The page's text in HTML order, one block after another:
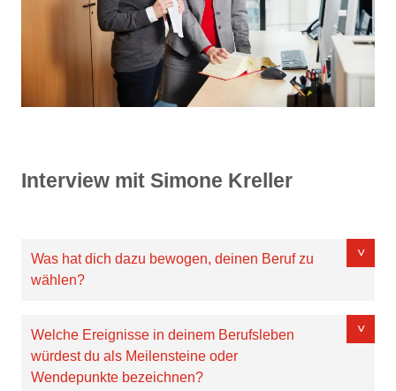
Interview mit Simone Kreller
Was hat dich dazu bewogen, deinen Beruf zu
wählen?
Welche Ereignisse in deinem Berufsleben
würdest du als Meilensteine oder
Wendepunkte bezeichnen?